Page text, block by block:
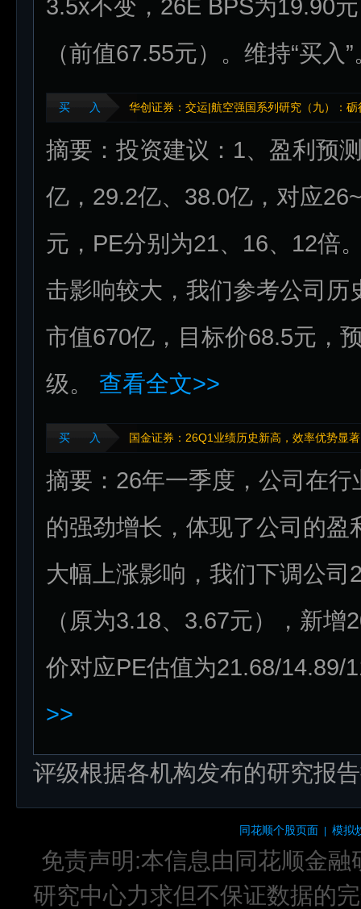
3.5x不变，26E BPS为19.90
（前值67.55元）。维持“买入
买 入 华创证券：交运|航空强国系列研究（九）：
摘要：投资建议：1、盈利预
亿，29.2亿、38.0亿，对应
元，PE分别为21、16、12倍
击影响较大，我们参考公司
市值670亿，目标价68.5元，
级。 查看全文>>
买 入 国金证券：26Q1业绩历史新高，效率优势显著
摘要：26年一季度，公司在
的强劲增长，体现了公司的
大幅上涨影响，我们下调公
（原为3.18、3.67元），新
价对应PE估值为21.68/14.89/
>>
评级根据各机构发布的研究报
同花顺个股页面 模拟
免责声明:本信息由同花顺金
研究中心力求但不保证数据的